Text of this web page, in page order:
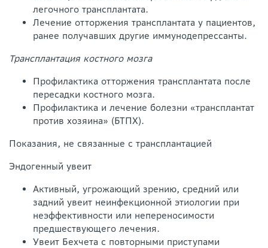
легочного трансплантата.
Лечение отторжения трансплантата у пациентов,
ранее получавших другие иммунодепрессанты.
Трансплантация костного мозга
Профилактика отторжения трансплантата после
пересадки костного мозга.
Профилактика и лечение болезни «трансплантат
против хозяина» (БТПХ).
Показания, не связанные с трансплантацией
Эндогенный увеит
Активный, угрожающий зрению, средний или
задний увеит неинфекционной этиологии при
неэффективности или непереносимости
предшествующего лечения.
Увеит Бехчета с повторными приступами